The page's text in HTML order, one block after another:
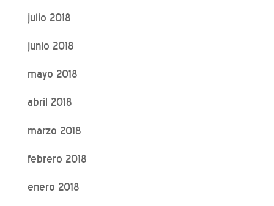
julio 2018
junio 2018
mayo 2018
abril 2018
marzo 2018
febrero 2018
enero 2018